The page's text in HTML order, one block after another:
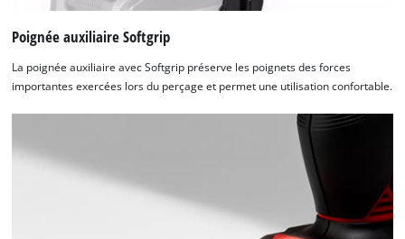
Poignée auxiliaire Softgrip
La poignée auxiliaire avec Softgrip préserve les poignets des forces
importantes exercées lors du perçage et permet une utilisation confortable.